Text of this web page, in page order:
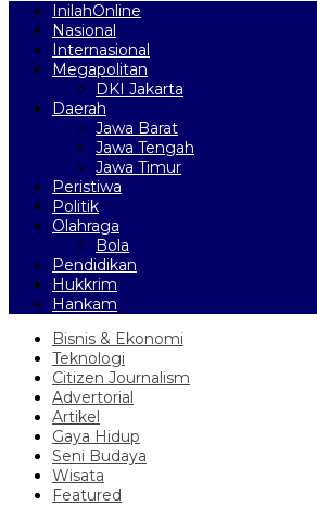
InilahOnline
Nasional
Internasional
Megapolitan
DKI Jakarta
Daerah
Jawa Barat
Jawa Tengah
Jawa Timur
Peristiwa
Politik
Olahraga
Bola
Pendidikan
Hukkrim
Hankam
Bisnis & Ekonomi
Teknologi
Citizen Journalism
Advertorial
Artikel
Gaya Hidup
Seni Budaya
Wisata
Featured